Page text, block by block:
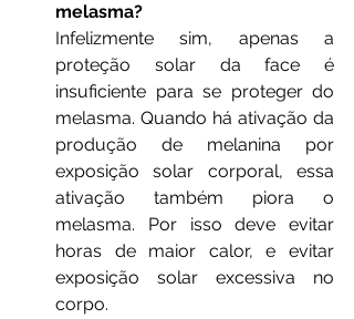
melasma?
Infelizmente sim, apenas a
proteção solar da face é
insuficiente para se proteger do
melasma. Quando há ativação da
produção de melanina por
exposição solar corporal, essa
ativação também piora o
melasma. Por isso deve evitar
horas de maior calor, e evitar
exposição solar excessiva no
corpo.